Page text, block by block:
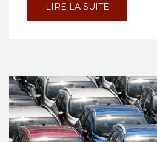
LIRE LA SUITE